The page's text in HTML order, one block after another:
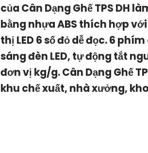
của Cân Dạng Ghế TPS DH
bằng nhựa ABS thích hợp
thị LED 6 số đỏ dễ đọc. 6
sáng đèn LED, tự động tắt
đơn vị kg/g.Cân Dạng Ghế
khu chế xuất, nhà xưởng,